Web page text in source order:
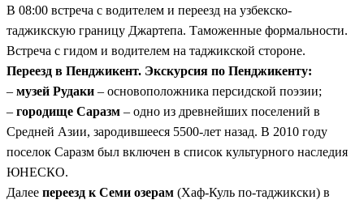
Семь озёр, семь оттенков— бирюза, лазурь, изумруд. Вода
здесь меняет цвет, а виды захватывают дух
Настоящий горный обед— в национальном доме на берегу
озера, с местным гостеприимством и ароматом таджикской
кухни
В 08:00 встреча с водителем и переезд на узбекско-
таджикскую границу Джартепа. Таможенные формальности.
Встреча с гидом и водителем на таджикской стороне.
Переезд в Пенджикент. Экскурсия по Пенджикенту:
– музей Рудаки – основоположника персидской поэзии;
– городище Саразм – одно из древнейших поселений в
Средней Азии, зародившееся 5500-лет назад. В 2010 году
поселок Саразм был включен в список культурного наследия
ЮНЕСКО.
Далее переезд к Семи озерам (Хаф-Куль по-таджикски) в